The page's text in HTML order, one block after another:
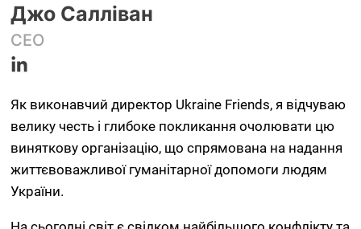
Джо Салліван
CEO
Як виконавчий директор Ukraine Friends, я відчуваю
велику честь і глибоке покликання очолювати цю
виняткову організацію, що спрямована на надання
життєвоважливої гуманітарної допомоги людям
України.